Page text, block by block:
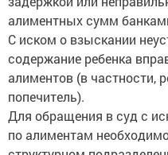
алиментных сумм
С иском о взыскании
содержание ребенка
алиментов (в частности,
попечитель).
Для обращения в суд с
по алиментам
структурном